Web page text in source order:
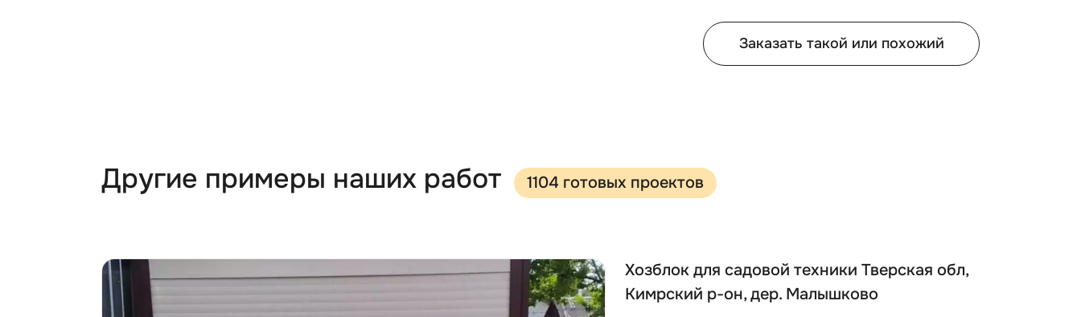
Заказать такой или похожий
Другие примеры наших работ 1104 готовых проектов
Хозблок для садовой техники Тверская обл,
Кимрский р-он, дер. Малышково